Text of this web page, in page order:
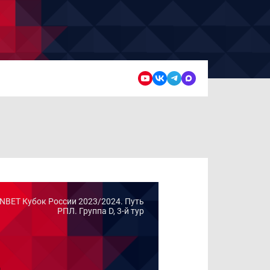
Кубок России 2023/2024. Путь
РПЛ. Группа D, 3-й тур